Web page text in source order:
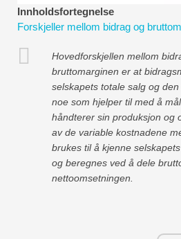
Økonomiske
Risikostyringsveiledninger
Innholdsfortegnelse
Forskjeller mellom bidrag og
Hovedforskjellen mellom
bruttomarginen er at
selskapets totale salg og
noe som hjelper til med å
håndterer sin produksjon og
av de variable kostnadene
brukes til å kjenne
og beregnes ved å dele
nettoomsetningen.